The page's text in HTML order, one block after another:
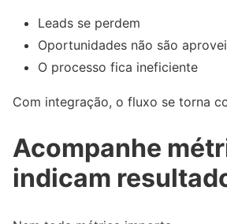
Leads se perdem
Oportunidades não são
O processo fica ineficiente
Com integração, o fluxo se torna
Acompanhe
indicam